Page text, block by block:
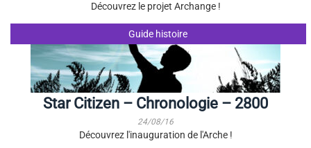
Découvrez le projet Archange !
Guide histoire
Star Citizen – Chronologie – 2800
24/08/16
Découvrez l'inauguration de l'Arche !